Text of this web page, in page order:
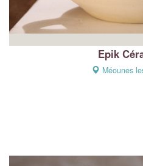
Epik
Méounes